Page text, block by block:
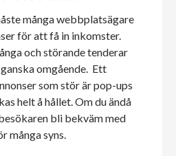
många webbplatsägare
för att få in inkomster.
och störande tenderar
omgående. Ett
som stör är pop-ups
helt å hållet. Om du ändå
bli bekväm med
många syns.